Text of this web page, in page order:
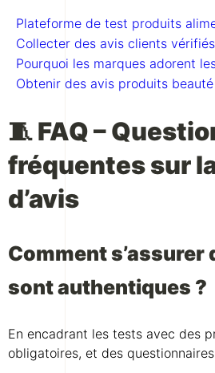
Plateforme de test produits
Collecter des avis clients vérifiés
Pourquoi les marques adorent
Obtenir des avis produits beauté
🧵 FAQ –
fréquentes sur
d’avis
Comment s’assurer
sont authentiques ?
En encadrant les tests avec des
obligatoires, et des